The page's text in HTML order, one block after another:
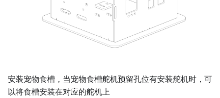
安装宠物食槽，当宠物食槽舵机预留孔位有安装舵机时，可
以将食槽安装在对应的舵机上